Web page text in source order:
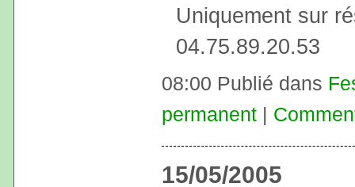
Uniquement sur
04.75.89.20.53
08:00 Publié dans
permanent
15/05/2005